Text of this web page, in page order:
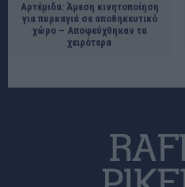
Αρτέμιδα: Άμεση κινητοποίηση
για πυρκαγιά σε αποθηκευτικό
χώρο – Αποφεύχθηκαν τα
χειρότερα